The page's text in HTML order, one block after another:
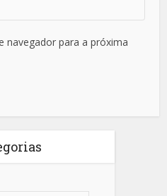
navegador para a próxima